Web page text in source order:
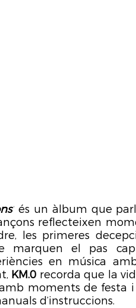
és un àlbum que
reflecteixen
les primeres
marquen el pas
en música
KM.0 recorda que la
moments de festa
d’instruccions.